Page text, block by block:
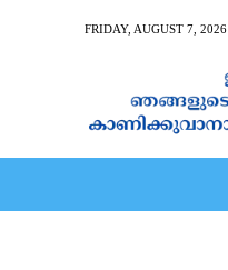
FRIDAY, AUGUST 7, 2026